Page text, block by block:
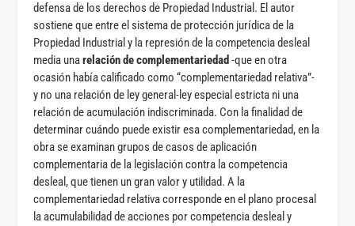
defensa de los derechos de Propiedad Industrial. El autor
sostiene que entre el sistema de protección jurídica de la
Propiedad Industrial y la represión de la competencia desleal
media unarelación de complementariedad -que en otra
ocasión había calificado como “complementariedad relativa”-
y no una relación de ley general-ley especial estricta ni una
relación de acumulación indiscriminada. Con la finalidad de
determinar cuándo puede existir esa complementariedad, en la
obra se examinan grupos de casos de aplicación
complementaria de la legislación contra la competencia
desleal, que tienen un gran valor y utilidad. A la
complementariedad relativa corresponde en el plano procesal
la acumulabilidad de acciones por competencia desleal y